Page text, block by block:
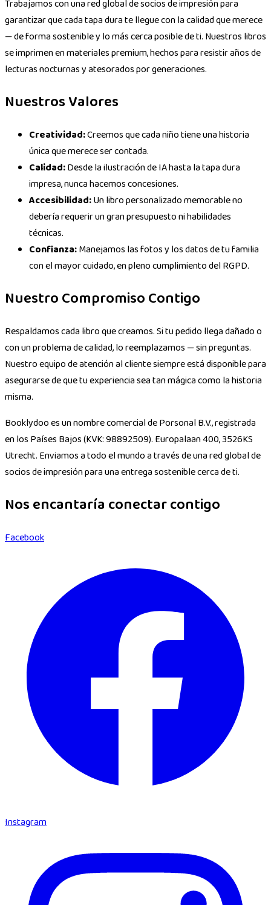
Trabajamos con una red global de socios de impresión para
garantizar que cada tapa dura te llegue con la calidad que merece
— de forma sostenible y lo más cerca posible de ti. Nuestros libros
se imprimen en materiales premium, hechos para resistir años de
lecturas nocturnas y atesorados por generaciones.
Nuestros Valores
Creatividad:Creemos que cada niño tiene una historia
única que merece ser contada.
Calidad:Desde la ilustración de IA hasta la tapa dura
impresa, nunca hacemos concesiones.
Accesibilidad:Un libro personalizado memorable no
debería requerir un gran presupuesto ni habilidades
técnicas.
Confianza:Manejamos las fotos y los datos de tu familia
con el mayor cuidado, en pleno cumplimiento del RGPD.
Nuestro Compromiso Contigo
Respaldamos cada libro que creamos. Si tu pedido llega dañado o
con un problema de calidad, lo reemplazamos — sin preguntas.
Nuestro equipo de atención al cliente siempre está disponible para
asegurarse de que tu experiencia sea tan mágica como la historia
misma.
Booklydoo es un nombre comercial de Porsonal B.V., registrada
en los Países Bajos (KVK: 98892509). Europalaan 400, 3526KS
Utrecht. Enviamos a todo el mundo a través de una red global de
socios de impresión para una entrega sostenible cerca de ti.
Nos encantaría conectar contigo
Facebook
Instagram